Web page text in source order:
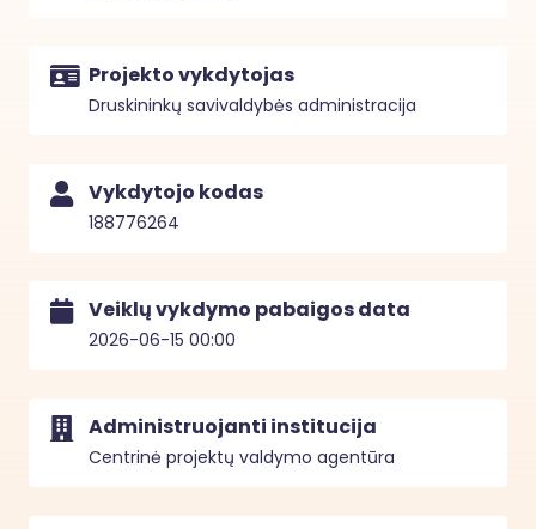
Projekto vykdytojas
Druskininkų savivaldybės administracija
Vykdytojo kodas
188776264
Veiklų vykdymo pabaigos data
2026-06-15 00:00
Administruojanti institucija
Centrinė projektų valdymo agentūra